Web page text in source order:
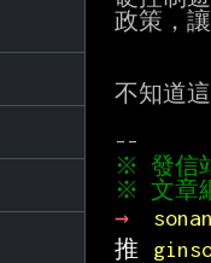
政策，
不知道
※ 文章
→
推